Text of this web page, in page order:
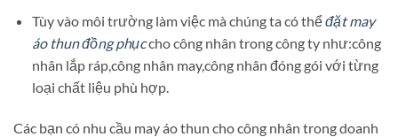
Tùy vào môi trường làm việc mà chúng ta có thểđặt may
áo thun đồng phụccho công nhân trong công ty như:công
nhân lắp ráp,công nhân may,công nhân đóng gói với từng
loại chất liệu phù hợp.
Các bạn có nhu cầu may áo thun cho công nhân trong doanh